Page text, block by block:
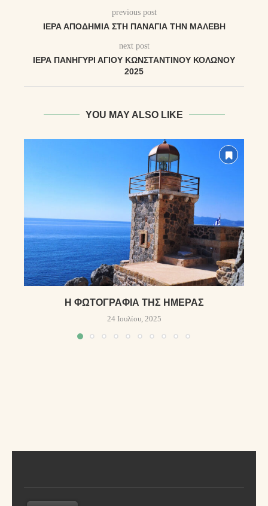
previous post
ΙΕΡΑ ΑΠΟΔΗΜΙΑ ΣΤΗ ΠΑΝΑΓΙΑ ΤΗΝ ΜΑΛΕΒΗ
next post
ΙΕΡΆ ΠΑΝΉΓΥΡΙ ΑΓΊΟΥ ΚΩΝΣΤΑΝΤΊΝΟΥ ΚΟΛΩΝΟΎ
2025
YOU MAY ALSO LIKE
Η ΦΩΤΟΓΡΑΦΊΑ ΤΗΣ ΗΜΈΡΑΣ
24 Ιουλίου, 2025